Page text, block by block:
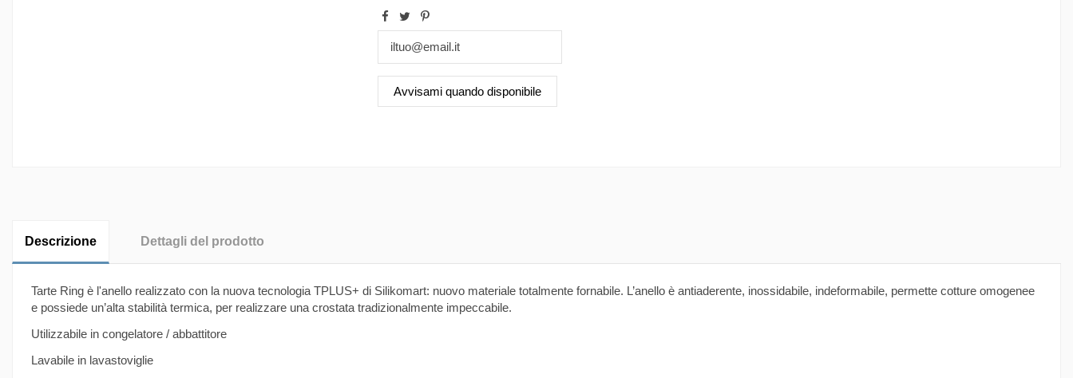
Descrizione Dettagli del prodotto
Tarte Ring è l'anello realizzato con la nuova tecnologia TPLUS+ di Silikomart: nuovo materiale totalmente fornabile. L’anello è antiaderente, inossidabile, indeformabile, permette cotture omogenee
e possiede un’alta stabilità termica, per realizzare una crostata tradizionalmente impeccabile.
Utilizzabile in congelatore / abbattitore
Lavabile in lavastoviglie